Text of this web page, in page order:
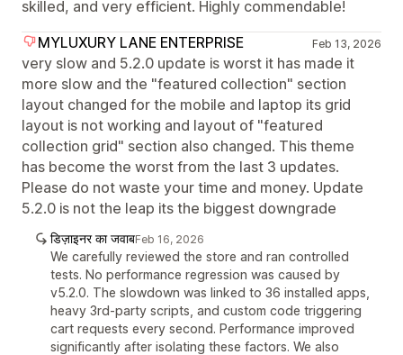
skilled, and very efficient. Highly commendable!
MYLUXURY LANE ENTERPRISE
Feb 13, 2026
very slow and 5.2.0 update is worst it has made it
more slow and the "featured collection" section
layout changed for the mobile and laptop its grid
layout is not working and layout of "featured
collection grid" section also changed. This theme
has become the worst from the last 3 updates.
Please do not waste your time and money. Update
5.2.0 is not the leap its the biggest downgrade
डिज़ाइनर का जवाबFeb 16, 2026
We carefully reviewed the store and ran controlled
tests. No performance regression was caused by
v5.2.0. The slowdown was linked to 36 installed apps,
heavy 3rd-party scripts, and custom code triggering
cart requests every second. Performance improved
significantly after isolating these factors. We also